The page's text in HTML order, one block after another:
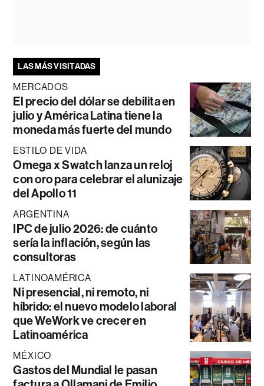
LAS MÁS VISITADAS
MERCADOS
El precio del dólar se debilita en
julio y América Latina tiene la
moneda más fuerte del mundo
ESTILO DE VIDA
Omega x Swatch lanza un reloj
con oro para celebrar el alunizaje
del Apollo 11
ARGENTINA
IPC de julio 2026: de cuánto
sería la inflación, según las
consultoras
LATINOAMÉRICA
Ni presencial, ni remoto, ni
híbrido: el nuevo modelo laboral
que WeWork ve crecer en
Latinoamérica
MÉXICO
Gastos del Mundial le pasan